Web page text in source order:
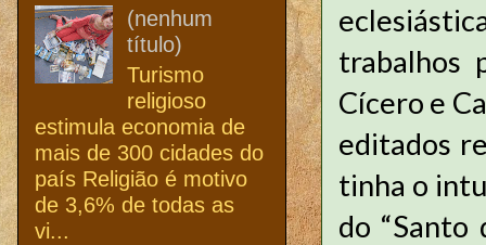
trabalhos
Cícero e
editados
tinha o
do “Santo
(nenhum
título)
Turismo
religioso
estimula economia de
mais de 300 cidades do
país Religião é motivo
de 3,6% de todas as
vi...